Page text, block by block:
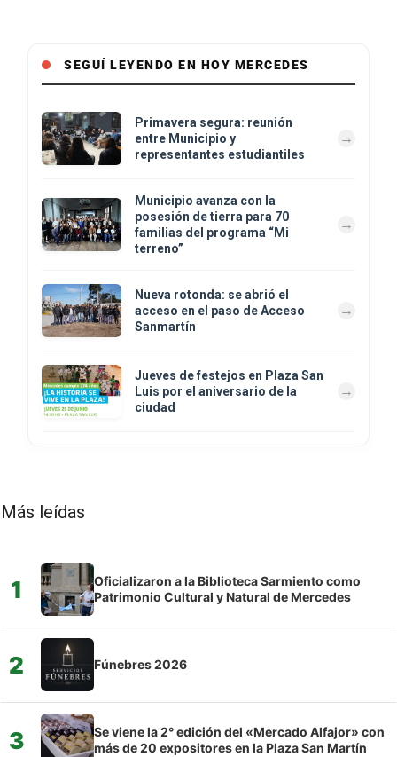
SEGUÍ LEYENDO EN HOY MERCEDES
Primavera segura: reunión
entre Municipio y
representantes estudiantiles
Municipio avanza con la
posesión de tierra para 70
familias del programa “Mi
terreno”
Nueva rotonda: se abrió el
acceso en el paso de Acceso
Sanmartín
Jueves de festejos en Plaza San
Luis por el aniversario de la
ciudad
Más leídas
1
Oficializaron a la Biblioteca Sarmiento como
Patrimonio Cultural y Natural de Mercedes
2 Fúnebres 2026
3
Se viene la 2° edición del «Mercado Alfajor» con
más de 20 expositores en la Plaza San Martín